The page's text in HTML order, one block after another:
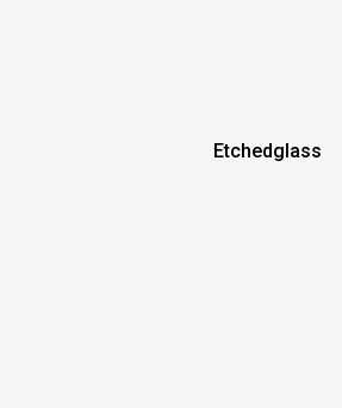
Etchedglass